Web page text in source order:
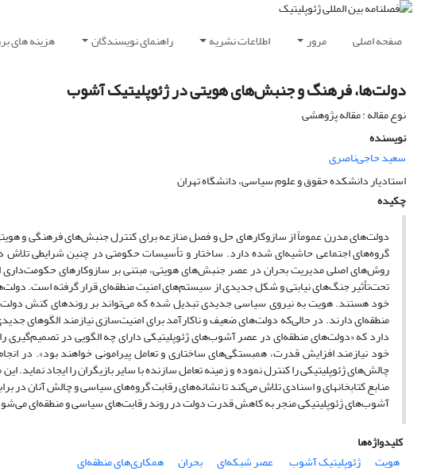
صفحه اصلی مرور اطلاعات نشریه راهنمای نویسندگان هزینه های
دولت‌ها، فرهنگ و جنبش‌های هویتی در ژئوپلیتیک آشوب
نوع مقاله : مقاله پژوهشی
نویسنده
سعید حاجی‌ناصری
استادیار دانشکده حقوق و علوم سیاسی، دانشگاه تهران
چکیده
دولت‌های مدرن عموماً از سازوکارهای حل و فصل منازعه برای کنترل جنبش‌های فرهنگی و
گروه‌های اجتماعی حاشیه‌ای شده دارد. ساختار و تأسیسات حکومتی در چنین شرایطی تلاش
تحت‌تأثیر جنگ‌های نیابتی و شکل جدیدی از سیستم‌های امنیت منطقه‌ای قرار گرفته است.
خود هستند. هویت به نیروی سیاسی جدیدی تبدیل شده که می‌تواند بر روندهای کنش
منطقه‌ای دارند. در ‌حالی‌که دولت‌های ضعیف و ناکارآمد برای امنیت‌سازی نیازمند الگوهای
دارد که «دولت‌های منطقه‌ای در عصر آشوب‌های ژئوپلیتیکی دارای چه الگویی در
خود نیازمند افزایش قدرت، همبستگی‌های ساختاری و تعامل پیرامونی خواهند بود». در
چالش‌های ژئوپلیتیکی را کنترل نموده و زمینه تعامل سازنده با سایر بازیگران را ایجاد نماید.
منابع کتابخانهای و اسنادی تلاش می‌کند تا نشانه‌های رقابت گروه‌های سیاسی و چالش آنان
آشوب‌های ژئوپلیتیکی منجر به کاهش قدرت دولت در روند رقابت‌های سیاسی و منطقه‌ای
کلیدواژه‌ها
هویت
ژئوپلیتیک آشوب ‌ عصر شبکه‌ای بحران
همکاری‌های منطقه‌ای